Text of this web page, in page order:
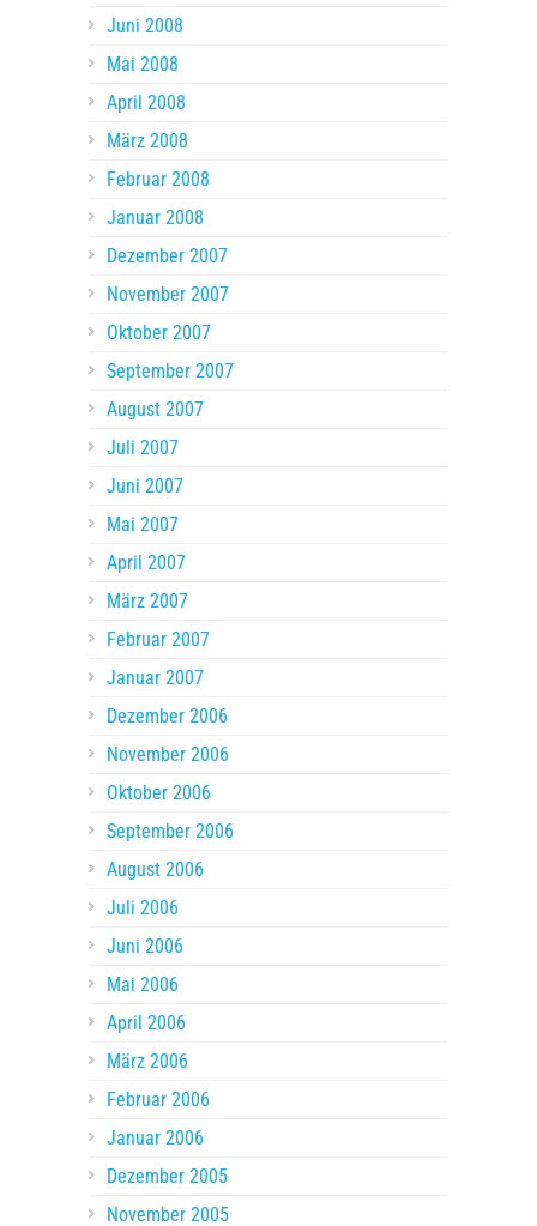
Juni 2008
Mai 2008
April 2008
März 2008
Februar 2008
Januar 2008
Dezember 2007
November 2007
Oktober 2007
September 2007
August 2007
Juli 2007
Juni 2007
Mai 2007
April 2007
März 2007
Februar 2007
Januar 2007
Dezember 2006
November 2006
Oktober 2006
September 2006
August 2006
Juli 2006
Juni 2006
Mai 2006
April 2006
März 2006
Februar 2006
Januar 2006
Dezember 2005
November 2005